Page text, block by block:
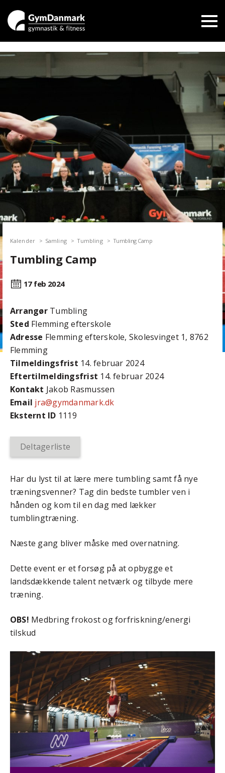
Kalender Samling Tumbling Tumbling Camp
Tumbling Camp
17 feb 2024
ArrangørTumbling
Sted Flemming efterskole
Adresse Flemming efterskole, Skolesvinget 1, 8762
Flemming
Tilmeldingsfrist 14. februar 2024
Efter­tilmeldings­frist 14. februar 2024
Kontakt Jakob Rasmussen
Email jra@gymdanmark.dk
Eksternt ID 1119
Deltagerliste
Har du lyst til at lære mere tumbling samt få nye
træningsvenner? Tag din bedste tumbler ven i
hånden og kom til en dag med lækker
tumblingtræning.
Næste gang bliver måske med overnatning.
Dette event er et forsøg på at opbygge et
landsdækkende talent netværk og tilbyde mere
træning.
OBS! Medbring frokost og forfriskning/energi
tilskud